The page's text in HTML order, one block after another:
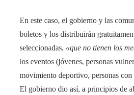
En este caso, el gobierno y las
boletos y los distribuirán
seleccionadas, «que no tienen los
los eventos (jóvenes, personas
movimiento deportivo, personas con
El gobierno dio así, a principios de